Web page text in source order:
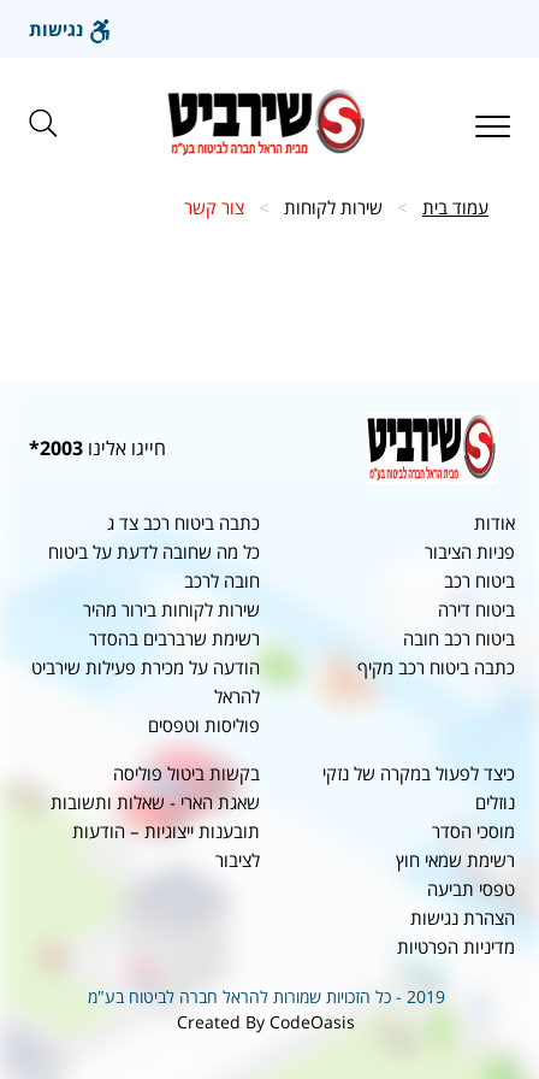
הראשי
נגישות
Toggle
עמוד בית > שירות לקוחות > צור קשר
חייגו אלינו 2003*
אודות
פניות הציבור
ביטוח רכב
ביטוח דירה
ביטוח רכב חובה
כתבה ביטוח רכב מקיף
כתבה ביטוח רכב צד ג
כל מה שחובה לדעת על ביטוח
חובה לרכב
שירות לקוחות בירור מהיר
רשימת שרברבים בהסדר
הודעה על מכירת פעילות שירביט
להראל
פוליסות וטפסים
כיצד לפעול במקרה של נזקי
נוזלים
מוסכי הסדר
רשימת שמאי חוץ
טפסי תביעה
הצהרת נגישות
מדיניות הפרטיות
בקשות ביטול פוליסה
שאגת הארי - שאלות ותשובות
תובענות ייצוגיות – הודעות
לציבור
2019 - כל הזכויות שמורות להראל חברה לביטוח בע"מ
Created By CodeOasis